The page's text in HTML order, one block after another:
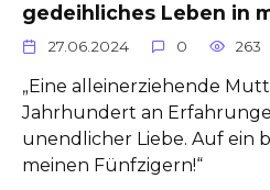
gedeihliches Leben in
27.06.2024 0 263
„Eine alleinerziehende
Jahrhundert an
unendlicher Liebe. Auf ein
meinen Fünfzigern!“